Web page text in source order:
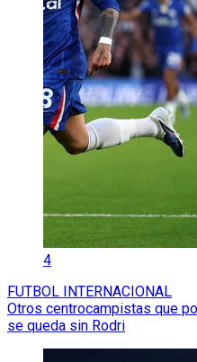
4
FUTBOL INTERNACIONAL
Otros centrocampistas que
se queda sin Rodri